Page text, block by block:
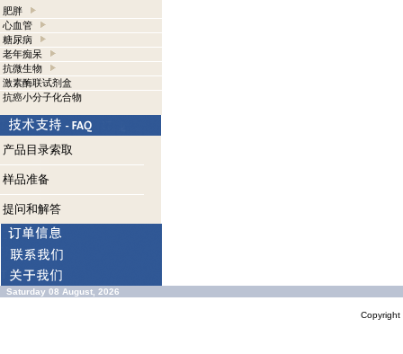
肥胖
心血管
糖尿病
老年痴呆
抗微生物
激素酶联试剂盒
抗癌小分子化合物
产品目录索取
样品准备
提问和解答
Saturday 08 August, 2026